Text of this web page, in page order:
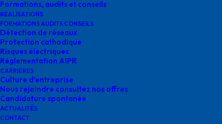
Formations, audits et conseils
RÉALISATIONS
FORMATIONS AUDITS CONSEILS
Détection de réseaux
Protection cathodique
Risques électriques
Réglementation AIPR
CARRIÈRES
Culture d’entreprise
Nous rejoindre consultez nos offres
Candidature spontanée
ACTUALITÉS
CONTACT